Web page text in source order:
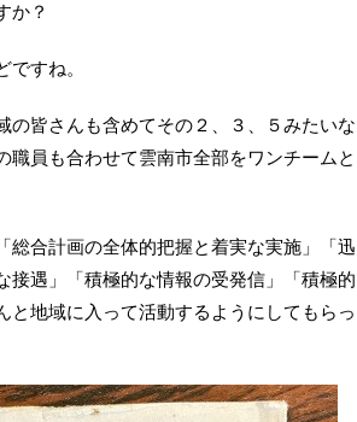
か？
すね。
の皆さんも含めてその２、３、５みたいな
員も合わせて雲南市全部をワンチームと
総合計画の全体的把握と着実な実施」「迅
遇」「積極的な情報の受発信」「積極的
地域に入って活動するようにしてもらっ